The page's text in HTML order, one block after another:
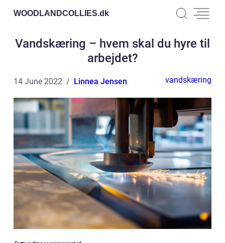
WOODLANDCOLLIES.dk
Vandskæring – hvem skal du hyre til
arbejdet?
14 June 2022 Linnea Jensen vandskæring